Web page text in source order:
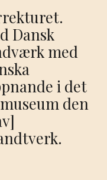
Dansk
med
i det
den